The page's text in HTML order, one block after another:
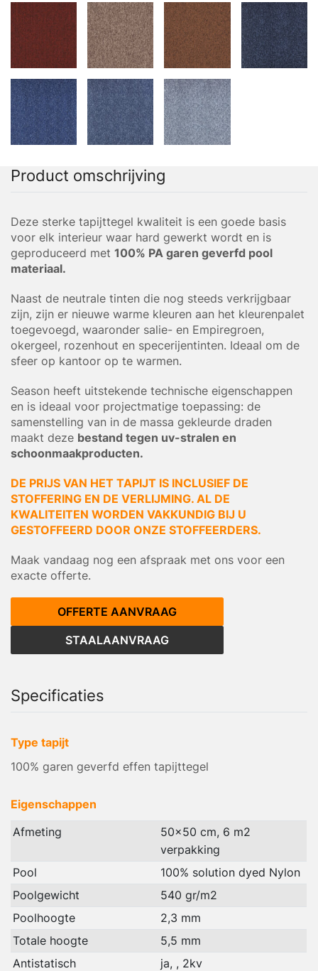
Product omschrijving
Deze sterke tapijttegel kwaliteit is een goede basis
voor elk interieur waar hard gewerkt wordt en is
geproduceerd met 100% PA garen geverfd pool
materiaal.
Naast de neutrale tinten die nog steeds verkrijgbaar
zijn, zijn er nieuwe warme kleuren aan het kleurenpalet
toegevoegd, waaronder salie- en Empiregroen,
okergeel, rozenhout en specerijentinten. Ideaal om de
sfeer op kantoor op te warmen.
Season heeft uitstekende technische eigenschappen
en is ideaal voor projectmatige toepassing: de
samenstelling van in de massa gekleurde draden
maakt deze bestand tegen uv-stralen en
schoonmaakproducten.
DE PRIJS VAN HET TAPIJT IS INCLUSIEF DE
STOFFERING EN DE VERLIJMING. AL DE
KWALITEITEN WORDEN VAKKUNDIG BIJ U
GESTOFFEERD DOOR ONZE STOFFEERDERS.
Maak vandaag nog een afspraak met ons voor een
exacte offerte.
OFFERTE AANVRAAG
STAALAANVRAAG
Specificaties
Type tapijt
100% garen geverfd effen tapijttegel
Eigenschappen
Afmeting
50x50 cm, 6 m2
verpakking
Pool
100% solution dyed Nylon
Poolgewicht
540 gr/m2
Poolhoogte
2,3 mm
Totale hoogte
5,5 mm
Antistatisch
ja, , 2kv